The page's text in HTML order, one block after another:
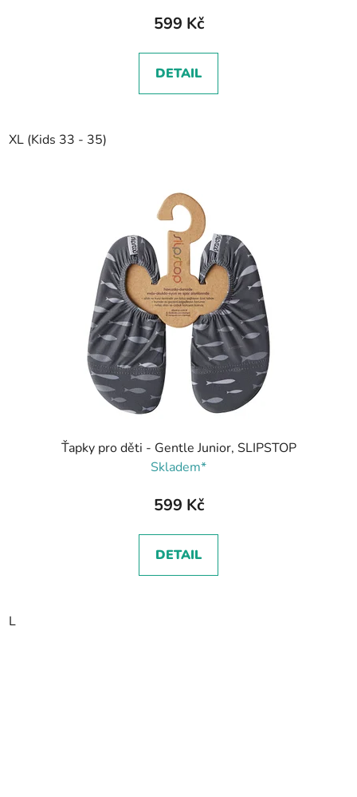
599 Kč
DETAIL
XL (Kids 33 - 35)
Ťapky pro děti - Gentle Junior, SLIPSTOP
Skladem*
599 Kč
DETAIL
L